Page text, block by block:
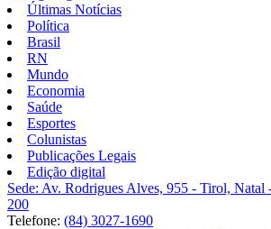
Últimas Notícias
Política
Brasil
RN
Mundo
Economia
Saúde
Esportes
Colunistas
Publicações Legais
Edição digital
Sede: Av. Rodrigues Alves, 955 - Tirol,
200
Telefone: (84) 3027-1690